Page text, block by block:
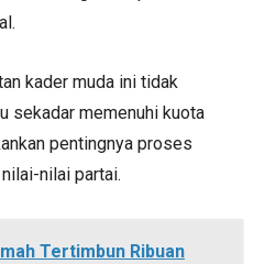
kader muda ini tidak
sekadar memenuhi kuota
pentingnya proses
nilai partai.
Tertimbun Ribuan